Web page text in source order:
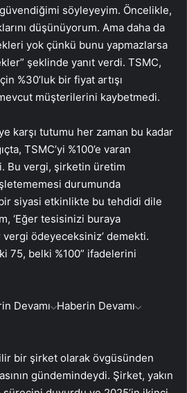
söyleyeyim. Öncelikle,
düşünüyorum. Ama daha da
yok çünkü bunu yapmazlarsa
şeklinde yanıt verdi. TSMC,
%30’luk bir fiyat artışı
müşterilerini kaybetmedi.
karşı tutumu her zaman bu kadar
TSMC’yi %100’e varan
Bu vergi, şirketin üretim
durumunda
siyasi etkinlikte bu tehdidi dile
‘Eğer tesisinizi buraya
vergi ödeyeceksiniz’ demekti.
75, belki %100” ifadelerini
Devamı Haberin Devamı
bir şirket olarak övgüsünden
gündemindeydi. Şirket, yakın